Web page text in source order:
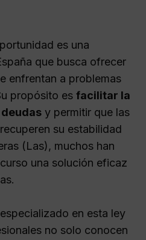
es una
que busca ofrecer
enfrentan a problemas
propósito es facilitar la
y permitir que las
su estabilidad
(Las), muchos han
una solución eficaz
en esta ley
no solo conocen